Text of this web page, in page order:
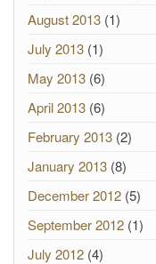
August 2013 (1)
July 2013 (1)
May 2013 (6)
April 2013 (6)
February 2013 (2)
January 2013 (8)
December 2012 (5)
September 2012 (1)
July 2012 (4)